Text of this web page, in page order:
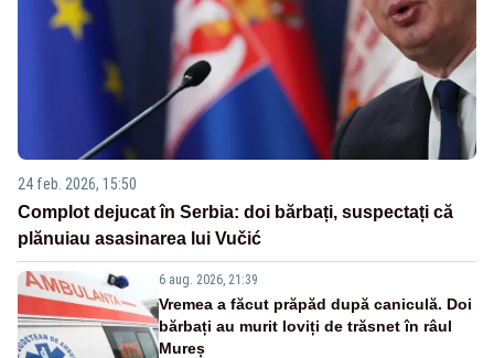
24 feb. 2026, 15:50
Complot dejucat în Serbia: doi bărbați, suspectați că
plănuiau asasinarea lui Vučić
6 aug. 2026, 21:39
Vremea a făcut prăpăd după caniculă. Doi
bărbați au murit loviți de trăsnet în râul
Mureș